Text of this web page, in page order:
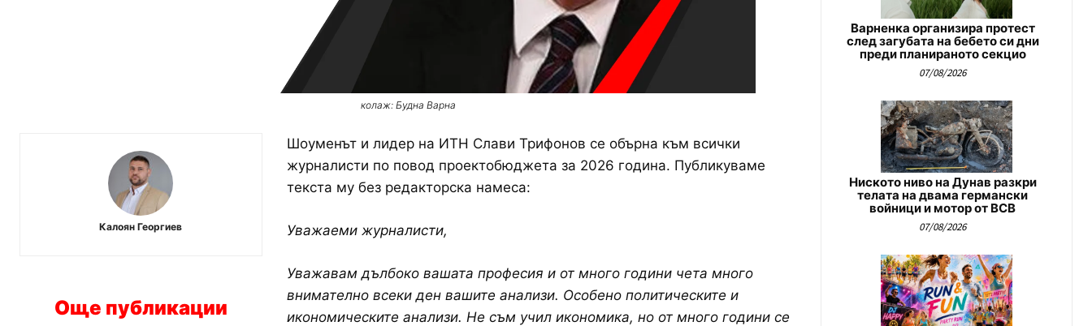
колаж: Будна Варна
Калоян Георгиев
Още публикации
Шоуменът и лидер на ИТН Слави Трифонов се обърна към всички
журналисти по повод проектобюджета за 2026 година. Публикуваме
текста му без редакторска намеса:
Уважаеми журналисти,
Уважавам дълбоко вашата професия и от много години чета много
внимателно всеки ден вашите анализи. Особено политическите и
икономическите анализи. Не съм учил икономика, но от много години се
Варненка организира протест
след загубата на бебето си дни
преди планираното секцио
07/08/2026
Ниското ниво на Дунав разкри
телата на двама германски
войници и мотор от ВСВ
07/08/2026